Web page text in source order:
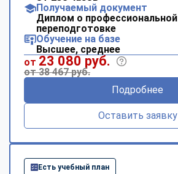
Получаемый документ
Диплом о профессиональной
переподготовке
Обучение на базе
Высшее, среднее
от 23 080 руб.
от 38 467 руб.
Подробнее
Оставить заявку
Есть учебный план